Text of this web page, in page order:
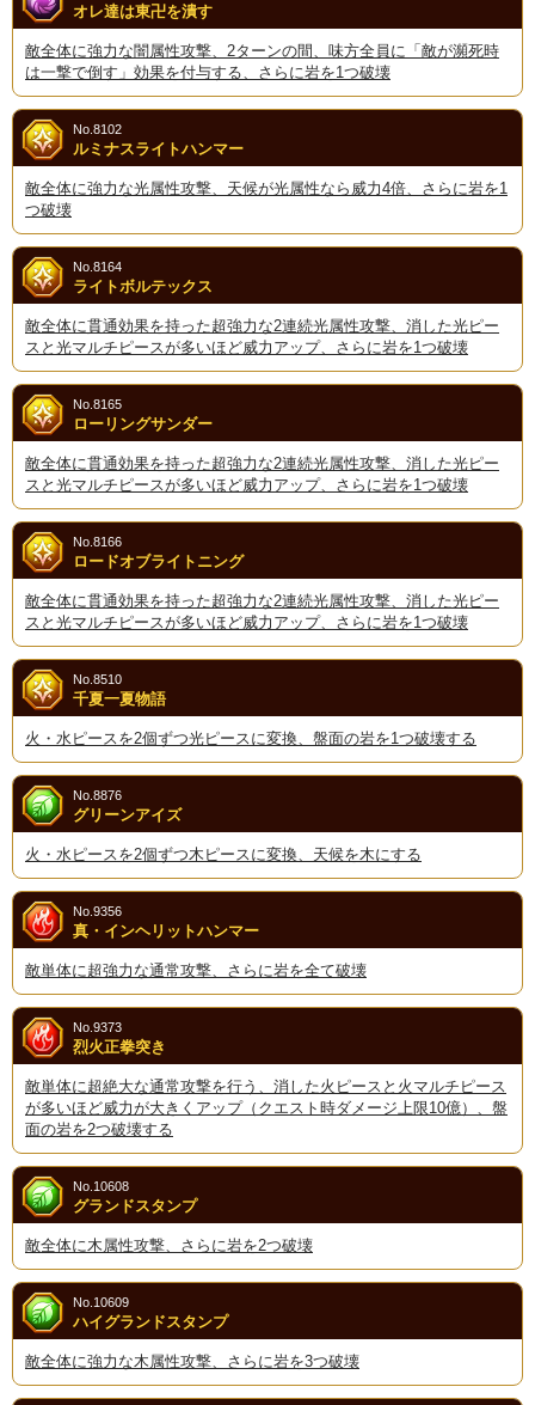
オレ達は東卍を潰す
敵全体に強力な闇属性攻撃、2ターンの間、味方全員に「敵が瀕死時
は一撃で倒す」効果を付与する、さらに岩を1つ破壊
ルミナスライトハンマー
No.8102
敵全体に強力な光属性攻撃、天候が光属性なら威力4倍、さらに岩を1
つ破壊
ライトボルテックス
No.8164
敵全体に貫通効果を持った超強力な2連続光属性攻撃、消した光ピー
スと光マルチピースが多いほど威力アップ、さらに岩を1つ破壊
ローリングサンダー
No.8165
敵全体に貫通効果を持った超強力な2連続光属性攻撃、消した光ピー
スと光マルチピースが多いほど威力アップ、さらに岩を1つ破壊
ロードオブライトニング
No.8166
敵全体に貫通効果を持った超強力な2連続光属性攻撃、消した光ピー
スと光マルチピースが多いほど威力アップ、さらに岩を1つ破壊
千夏一夏物語
No.8510
火・水ピースを2個ずつ光ピースに変換、盤面の岩を1つ破壊する
グリーンアイズ
No.8876
火・水ピースを2個ずつ木ピースに変換、天候を木にする
真・インヘリットハンマー
No.9356
敵単体に超強力な通常攻撃、さらに岩を全て破壊
烈火正拳突き
No.9373
敵単体に超絶大な通常攻撃を行う、消した火ピースと火マルチピース
が多いほど威力が大きくアップ（クエスト時ダメージ上限10億）、盤
面の岩を2つ破壊する
グランドスタンプ
No.10608
敵全体に木属性攻撃、さらに岩を2つ破壊
ハイグランドスタンプ
No.10609
敵全体に強力な木属性攻撃、さらに岩を3つ破壊